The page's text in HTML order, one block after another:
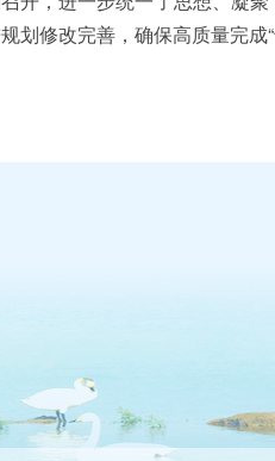
划修改完善，确保高质量完